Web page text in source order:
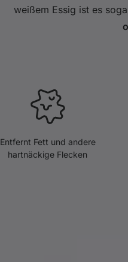
weißem Essig ist es
Entfernt Fett und andere
hartnäckige Flecken